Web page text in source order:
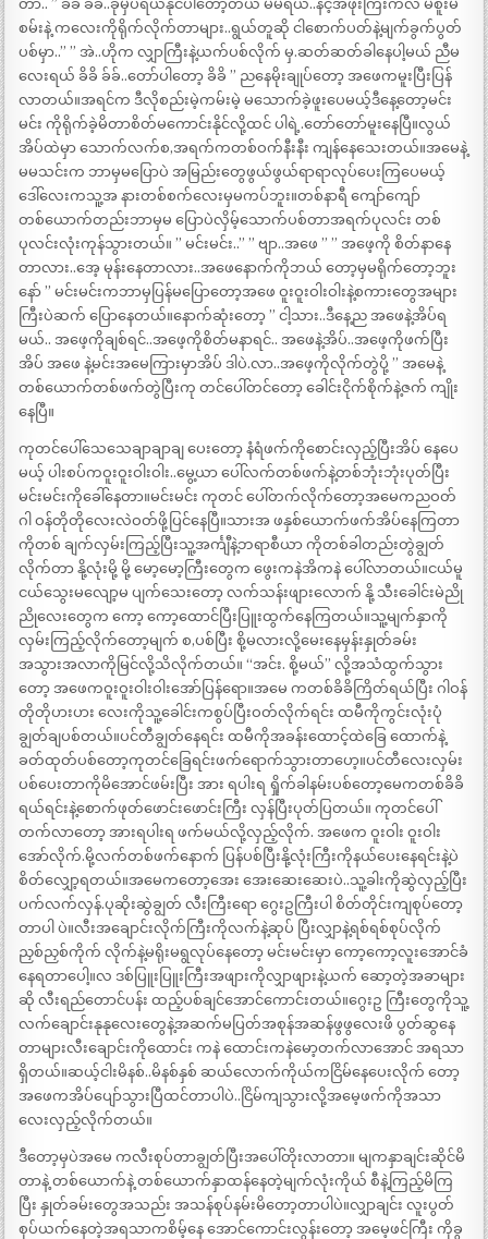
တာ.. ” ခိခိ ခ်ခ်..ခုမှပဲရယ်နိုင်ပါတော့တယ် မမရယ်..နင့်အဖိုးကြီးကလဲ မစူးမ
စမ်းနဲ့ ကလေးကိုရိုက်လိုက်တာများ..ရွယ်တူဆို ငါစောက်ပတ်နဲ့မျက်ခွက်ပွတ်
ပစ်မှာ..” ” အဲ..ဟိုက လျှာကြီးနဲ့ယက်ပစ်လိုက် မှ.ဆတ်ဆတ်ခါနေပါ့မယ် ညီမ
လေးရယ် ခိခိ ခ်ခ်..တော်ပါတော့ ခိခိ ” ညနေမိုးချုပ်တော့ အဖေကမူးပြီးပြန်
လာတယ်။အရင်က ဒီလိုစည်းမဲ့ကမ်းမဲ့ မသောက်ခဲ့ဖူးပေမယ့်ဒီနေ့တော့မင်း
မင်း ကိုရိုက်ခဲ့မိတာစိတ်မကောင်းနိုင်လို့ထင် ပါရဲ့.တော်တော်မူးနေပြီ။လွယ်
အိပ်ထဲမှာ သောက်လက်စ,အရက်ကတစ်ဝက်နီးနီး ကျန်နေသေးတယ်။အမေနဲ့
မမသင်းက ဘာမှမပြောပဲ အမြည်းတွေဖွယ်ဖွယ်ရာရာလုပ်ပေးကြပေမယ့်
ဒေါ်လေးကသူ့အ နားတစ်စက်လေးမှမကပ်ဘူး။တစ်နာရီ ကျော်ကျော်
တစ်ယောက်တည်းဘာမှမ ပြောပဲလှိမ့်သောက်ပစ်တာအရက်ပုလင်း တစ်
ပုလင်းလုံးကုန်သွားတယ်။ ” မင်းမင်း..” ” ဗျာ..အဖေ ” ” အဖေ့ကို စိတ်နာနေ
တာလား..အေ့ မုန်းနေတာလား..အဖေနောက်ကိုဘယ် တော့မှမရိုက်တော့ဘူး
နော် ” မင်းမင်းကဘာမှပြန်မပြောတော့အဖေ ဝူးဝူးဝါးဝါးနဲ့စကားတွေအများ
ကြီးပဲဆက် ပြောနေတယ်။နောက်ဆုံးတော့ ” ငါ့သား..ဒီနေ့ည အဖေနဲ့အိပ်ရ
မယ်.. အဖေ့ကိုချစ်ရင်..အဖေ့ကိုစိတ်မနာရင်.. အဖေနဲ့အိပ်..အဖေ့ကိုဖက်ပြီး
အိပ် အဖေ နဲ့မင်းအမေကြားမှာအိပ် ဒါပဲ.လာ..အဖေ့ကိုလိုက်တွဲပို့ ” အမေနဲ့
တစ်ယောက်တစ်ဖက်တွဲပြီးကု တင်ပေါ်တင်တော့ ခေါင်းငိုက်စိုက်နဲ့ဇက် ကျိုး
နေပြီ။
ကုတင်ပေါ်သေသေချာချာချ ပေးတော့ နံရံဖက်ကိုစောင်းလှည့်ပြီးအိပ် နေပေ
မယ့် ပါးစပ်ကဝူးဝူးဝါးဝါး..မွေ့ယာ ပေါ်လက်တစ်ဖက်နဲ့တစ်ဘုံးဘုံးပုတ်ပြီး
မင်းမင်းကိုခေါ်နေတာ။မင်းမင်း ကုတင် ပေါ်တက်လိုက်တော့အမေကညဝတ်
ဂါ ဝန်တိုတိုလေးလဲဝတ်ဖို့ပြင်နေပြီ။သားအ ဖနှစ်ယောက်ဖက်အိပ်နေကြတာ
ကိုတစ် ချက်လှမ်းကြည့်ပြီးသူ့အင်္ကျီနဲ့ဘရာစီယာ ကိုတစ်ခါတည်းတွဲချွတ်
လိုက်တာ နို့လုံးမို့ မို့ မော့မော့ကြီးတွေက ဖွေးကနဲအိကနဲ ပေါ်လာတယ်။ငယ်မူ
ငယ်သွေးမလျော့မ ပျက်သေးတော့ လက်သန်းဖျားလောက် နို့ သီးခေါင်းမဲညို
ညိုလေးတွေက ကော့ ကော့ထောင်ပြီးပြူးထွက်နေကြတယ်။သူ့မျက်နှာကို
လှမ်းကြည့်လိုက်တော့မျက် စ,ပစ်ပြီး စို့မလားလို့မေးနေမှန်းနှုတ်ခမ်း
အသွားအလာကိုမြင်လို့သိလိုက်တယ်။ “အင်း. စို့မယ်” လို့အသံထွက်သွား
တော့ အဖေကဝူးဝူးဝါးဝါးအော်ပြန်ရော။အမေ ကတစ်ခိခိကြိတ်ရယ်ပြီး ဂါဝန်
တိုတိုပားပား လေးကိုသူ့ခေါင်းကစွပ်ပြီးဝတ်လိုက်ရင်း ထမီကိုကွင်းလုံးပုံ
ချွတ်ချပစ်တယ်။ပင်တီချွတ်နေရင်း ထမီကိုအခန်းထောင့်ထဲခြေ ထောက်နဲ့
ခတ်ထုတ်ပစ်တော့ကုတင်ခြေရင်းဖက်ရောက်သွားတာပော့။ပင်တီလေးလှမ်း
ပစ်ပေးတာကိုမိအောင်ဖမ်းပြီး အား ရပါးရ ရှိုက်ခါနမ်းပစ်တော့မေကတစ်ခိခိ
ရယ်ရင်းနဲ့စောက်ဖုတ်ဖောင်းဖောင်းကြီး လှန်ပြီးပုတ်ပြတယ်။ ကုတင်ပေါ်
တက်လာတော့ အားရပါးရ ဖက်မယ်လို့လှည့်လိုက်. အဖေက ဝူးဝါး ဝူးဝါး
အော်လိုက်.မို့လက်တစ်ဖက်နောက် ပြန်ပစ်ပြီးနို့လုံးကြီးကိုနယ်ပေးနေရင်းနဲ့ပဲ
စိတ်လျှော့ရတယ်။အမေကတော့အေး အေးဆေးဆေးပဲ..သူ့ခါးကိုဆွဲလှည့်ပြီး
ပက်လက်လှန်.ပုဆိုးဆွဲချွတ် လီးကြီးရော ဂွေးဥကြီးပါ စိတ်တိုင်းကျစုပ်တော့
တာပါ ပဲ။လီးအချောင်းလိုက်ကြီးကိုလက်နဲ့ဆုပ် ပြီးလျှာနဲ့ရစ်ရစ်စုပ်လိုက်
ညှစ်ညှစ်ကိုက် လိုက်နဲ့မရိုးမရွလုပ်နေတော့ မင်းမင်းမှာ ကော့ကော့လူးအောင်ခံ
နေရတာပေါ့။လ ဒစ်ပြူးပြူးကြီးအဖျားကိုလျှာဖျားနဲ့ယက် ဆော့တဲ့အခာများ
ဆို လီးရည်တောင်ပန်း ထည့်ပစ်ချင်အောင်ကောင်းတယ်။ဂွေးဥ ကြီးတွေကိုသူ့
လက်ချောင်းနုနုလေးတွေနဲ့အဆက်မပြတ်အစုန်အဆန်ဖွဖွလေးဖိ ပွတ်ဆွနေ
တာများလီးချောင်းကိုထောင်း ကနဲ ထောင်းကနဲမော့တက်လာအောင် အရသာ
ရှိတယ်။ဆယ့်ငါးမိနစ်..မိနစ်နှစ် ဆယ်လောက်ကိုယ်ကငြိမ်နေပေးလိုက် တော့
အဖေကအိပ်ပျော်သွားပြီထင်တာပါပဲ..ငြိမ်ကျသွားလို့အမေ့ဖက်ကိုအသာ
လေးလှည့်လိုက်တယ်။
ဒီတော့မှပဲအမေ ကလီးစုပ်တာချွတ်ပြီးအပေါ်တိုးလာတာ။ မျကနှာချင်းဆိုင်မိ
တာနဲ့ တစ်ယောက်နဲ့ တစ်ယောက်နှာထန်နေတဲ့မျက်လုံးကိုယ် စီနဲ့ကြည့်မိကြ
ပြီး နှုတ်ခမ်းတွေအသည်း အသန်စုပ်နမ်းမိတော့တာပါပဲ။လျှာချင်း လူးပွတ်
စုပ်ယက်နေတဲ့အရသာကစိမ့်နေ အောင်ကောင်းလွန်းတော့ အမေ့ဖင်ကြီး ကိုခွ